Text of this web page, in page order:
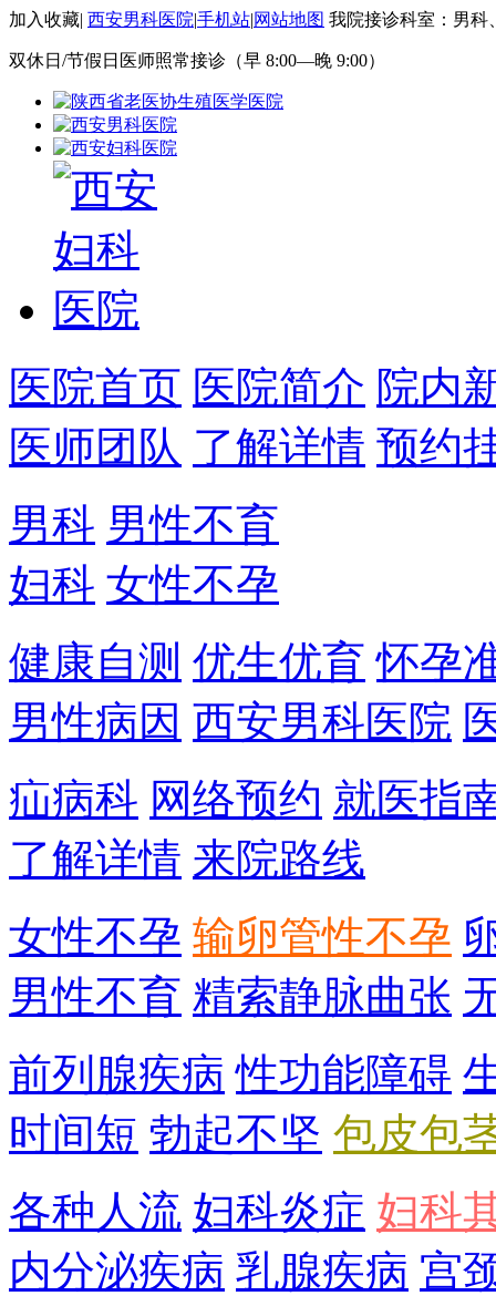
加入收藏| 西安男科医院|手机站|网站地图 我院接诊科室：男科
双休日/节假日医师照常接诊（早 8:00—晚 9:00）
医院首页 医院简介 院内
医师团队 了解详情 预约
男科 男性不育
妇科 女性不孕
健康自测 优生优育 怀孕
男性病因 西安男科医院
疝病科 网络预约 就医指
了解详情 来院路线
女性不孕 输卵管性不孕
男性不育 精索静脉曲张
前列腺疾病 性功能障碍
时间短 勃起不坚 包皮包
各种人流 妇科炎症 妇科
内分泌疾病 乳腺疾病 宫